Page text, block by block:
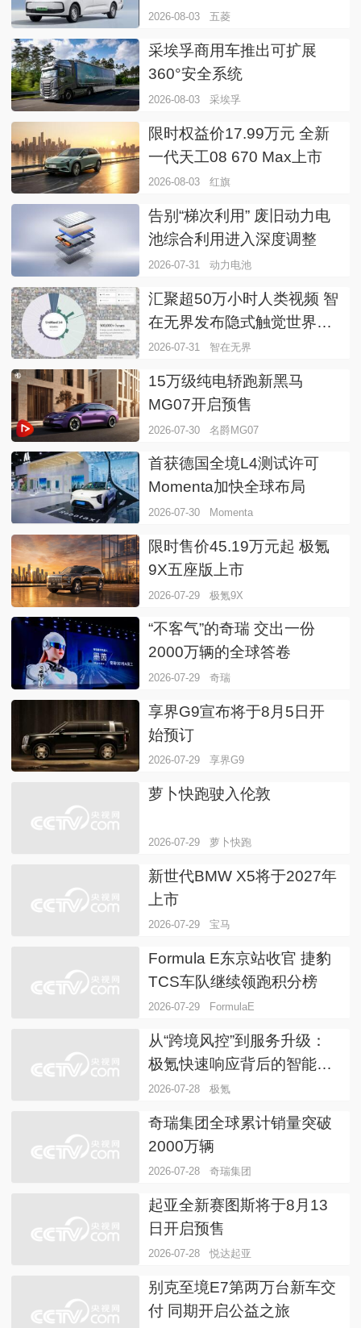
2026-08-03 五菱
采埃孚商用车推出可扩展
360°安全系统
2026-08-03 采埃孚
限时权益价17.99万元 全新
一代天工08 670 Max上市
2026-08-03 红旗
告别“梯次利用” 废旧动力电
池综合利用进入深度调整
2026-07-31 动力电池
汇聚超50万小时人类视频 智
在无界发布隐式触觉世界动
作模型
2026-07-31 智在无界
15万级纯电轿跑新黑马
MG07开启预售
2026-07-30 名爵MG07
首获德国全境L4测试许可
Momenta加快全球布局
2026-07-30 Momenta
限时售价45.19万元起 极氪
9X五座版上市
2026-07-29 极氪9X
“不客气”的奇瑞 交出一份
2000万辆的全球答卷
2026-07-29 奇瑞
享界G9宣布将于8月5日开
始预订
2026-07-29 享界G9
萝卜快跑驶入伦敦
2026-07-29 萝卜快跑
新世代BMW X5将于2027年
上市
2026-07-29 宝马
Formula E东京站收官 捷豹
TCS车队继续领跑积分榜
2026-07-29 FormulaE
从“跨境风控”到服务升级：
极氪快速响应背后的智能汽
车治理思考
2026-07-28 极氪
奇瑞集团全球累计销量突破
2000万辆
2026-07-28 奇瑞集团
起亚全新赛图斯将于8月13
日开启预售
2026-07-28 悦达起亚
别克至境E7第两万台新车交
付 同期开启公益之旅